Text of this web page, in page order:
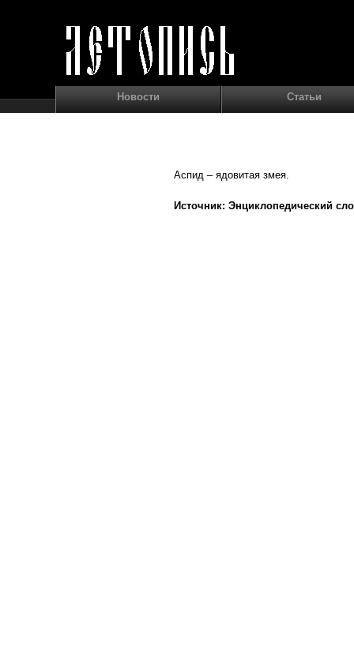
Новости Статьи
Аспид – ядовитая змея.
Источник: Энциклопедический